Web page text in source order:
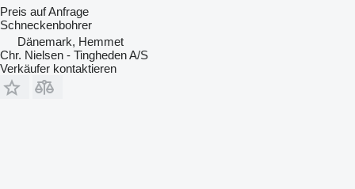
Preis auf Anfrage
Schneckenbohrer
Dänemark, Hemmet
Chr. Nielsen - Tingheden A/S
Verkäufer kontaktieren